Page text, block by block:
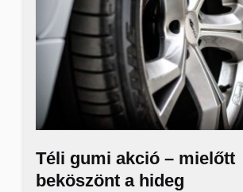
Téli gumi akció – mielőtt
beköszönt a hideg